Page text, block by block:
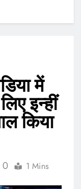
में
इन्हीं
किया
0 1 Mins